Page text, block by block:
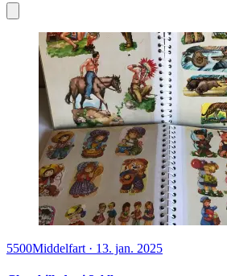
5500Middelfart · 13. jan. 2025